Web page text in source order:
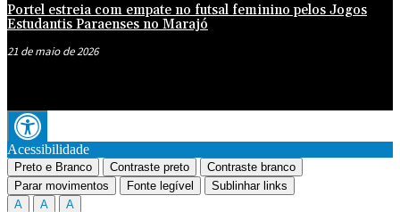
Portel estreia com empate no futsal feminino pelos Jogos
Estudantis Paraenses no Marajó
21 de maio de 2026
Acessibilidade
Preto e Branco Contraste preto
Contraste branco
Parar movimentos
Fonte legível
Sublinhar links
A
A A